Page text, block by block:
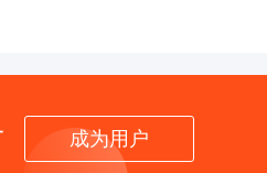
成为用户